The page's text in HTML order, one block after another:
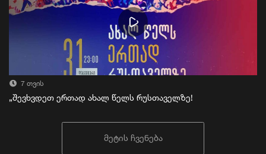
7 თვის
„შევხვდეთ ერთად ახალ წელს რუსთაველზე!
მეტის ჩვენება